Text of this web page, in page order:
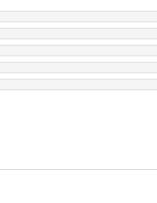
e auxiliarão seu
perfeito estado por